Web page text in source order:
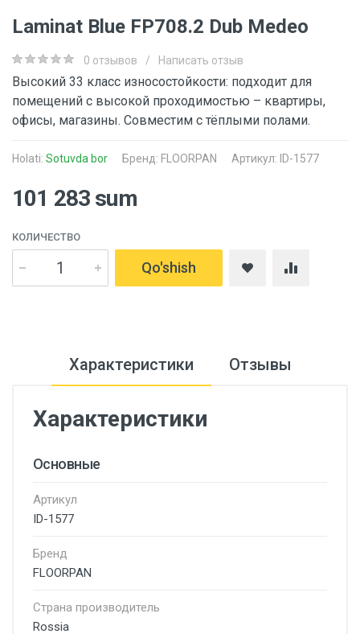
Laminat Blue FP708.2 Dub Medeo
0 отзывов / Написать отзыв
Высокий 33 класс износостойкости: подходит для
помещений с высокой проходимостью – квартиры,
офисы, магазины. Совместим с тёплыми полами.
Holati: Sotuvda bor Бренд: FLOORPAN Артикул: ID-1577
101 283 sum
КОЛИЧЕСТВО
Qo'shish
Характеристики Отзывы
Характеристики
Основные
Артикул
ID-1577
Бренд
FLOORPAN
Страна производитель
Rossia